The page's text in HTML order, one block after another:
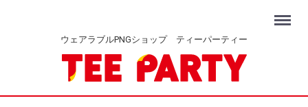
ウェアラブルPNGショップ ティーパーティー
Menu